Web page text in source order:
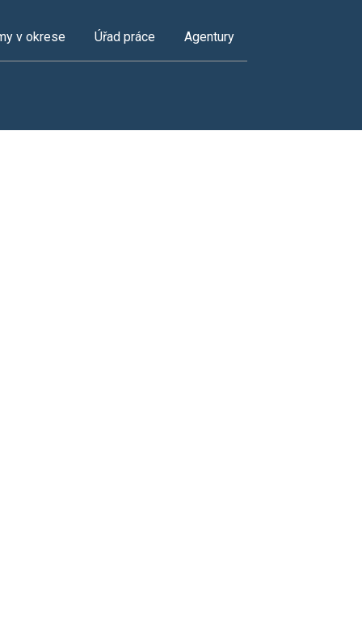
v okrese Úřad práce Agentury